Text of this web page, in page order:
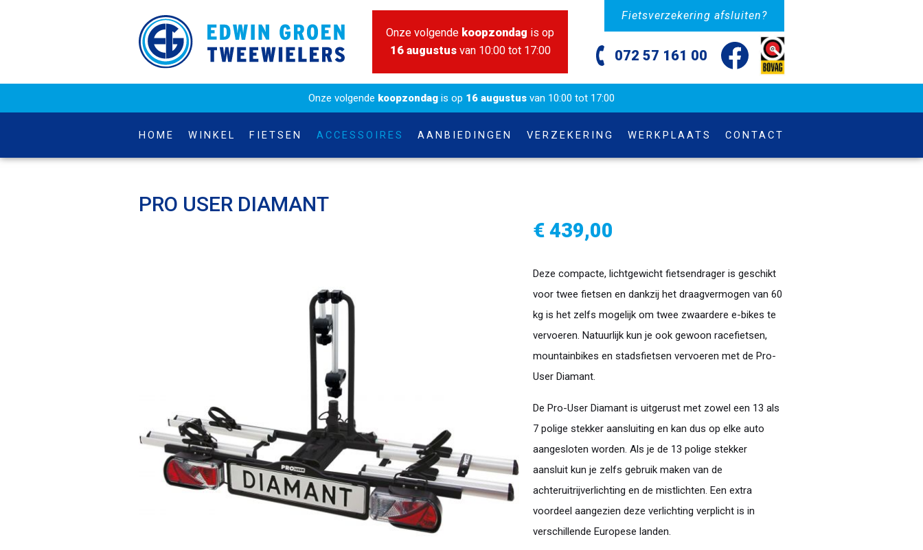
Onze volgende koopzondag is op
16 augustusvan 10:00 tot 17:00
Fietsverzekering afsluiten?
072 57 161 00
Onze volgende koopzondag is op 16 augustus van 10:00 tot 17:00
HOME WINKEL FIETSEN ACCESSOIRES AANBIEDINGEN VERZEKERING WERKPLAATS CONTACT
PRO USER DIAMANT
€ 439,00
Deze compacte, lichtgewicht fietsendrager is geschikt
voor twee fietsen en dankzij het draagvermogen van 60
kg is het zelfs mogelijk om twee zwaardere e-bikes te
vervoeren. Natuurlijk kun je ook gewoon racefietsen,
mountainbikes en stadsfietsen vervoeren met de Pro-
User Diamant.
De Pro-User Diamant is uitgerust met zowel een 13 als
7 polige stekker aansluiting en kan dus op elke auto
aangesloten worden. Als je de 13 polige stekker
aansluit kun je zelfs gebruik maken van de
achteruitrijverlichting en de mistlichten. Een extra
voordeel aangezien deze verlichting verplicht is in
verschillende Europese landen.